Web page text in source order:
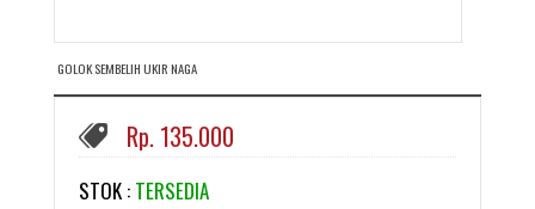
GOLOK SEMBELIH UKIR NAGA
Rp. 135.000
STOK : TERSEDIA